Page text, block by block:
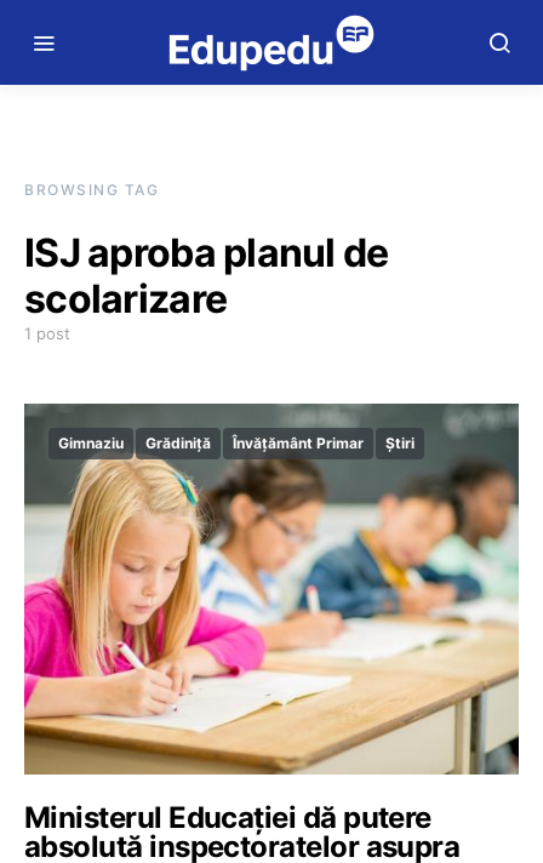
BROWSING TAG
ISJ aproba planul de
scolarizare
1 post
Gimnaziu Grădiniță Învățământ Primar Știri
Ministerul Educației dă putere
absolută inspectoratelor asupra